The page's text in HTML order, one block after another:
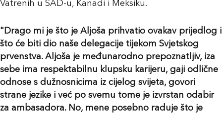
Vatrenih u SAD-u, Kanadi i Meksiku.
"Drago mi je što je Aljoša prihvatio ovakav prijedlog i
što će biti dio naše delegacije tijekom Svjetskog
prvenstva. Aljoša je međunarodno prepoznatljiv, iza
sebe ima respektabilnu klupsku karijeru, gaji odlične
odnose s dužnosnicima iz cijelog svijeta, govori
strane jezike i već po svemu tome je izvrstan odabir
za ambasadora. No, mene posebno raduje što je